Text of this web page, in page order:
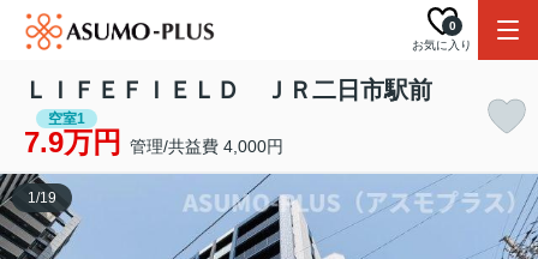
お気に入り
0
ＬＩＦＥＦＩＥＬＤ ＪＲ二日市駅前
空室1
7.9万円 管理/共益費 4,000円
1/19